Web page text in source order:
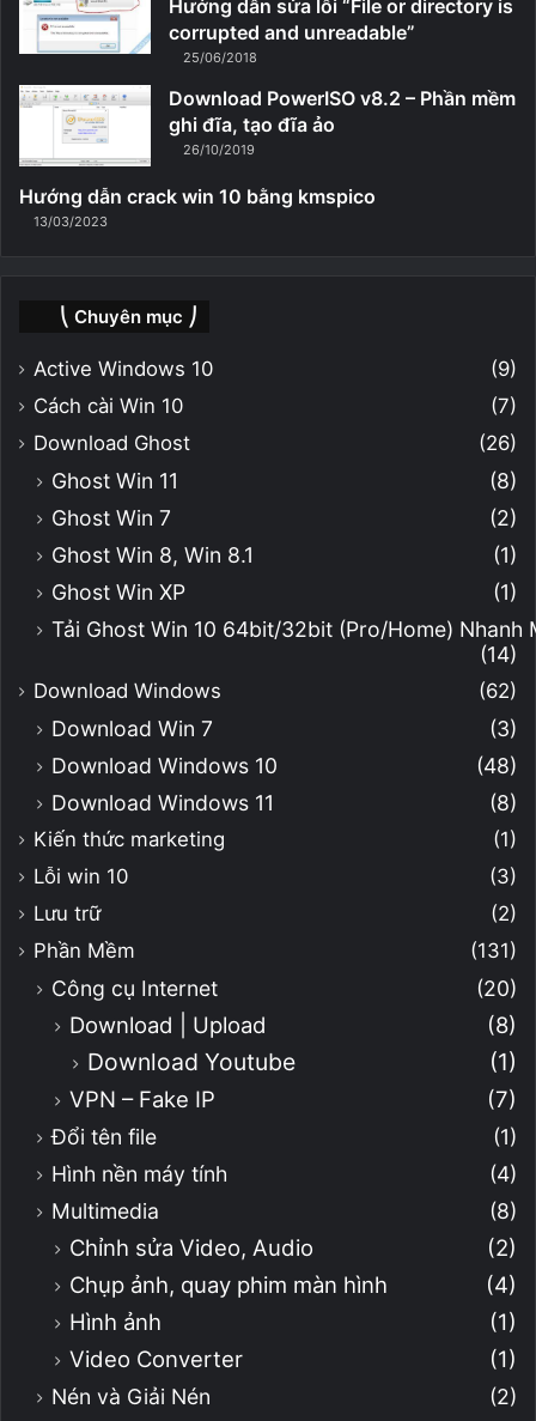
Hướng dẫn sửa lỗi “File or directory is
corrupted and unreadable”
25/06/2018
Download PowerISO v8.2 – Phần mềm
ghi đĩa, tạo đĩa ảo
26/10/2019
Hướng dẫn crack win 10 bằng kmspico
13/03/2023
⎝ Chuyên mục ⎠
Active Windows 10
(9)
Cách cài Win 10
(7)
Download Ghost
(26)
Ghost Win 11
(8)
Ghost Win 7
(2)
Ghost Win 8, Win 8.1
(1)
Ghost Win XP
(1)
Tải Ghost Win 10 64bit/32bit (Pro/Home)
(14)
Download Windows (62)
Download Win 7
(3)
Download Windows 10
(48)
Download Windows 11
(8)
Kiến thức marketing
(1)
Lỗi win 10
(3)
Lưu trữ
(2)
Phần Mềm
(131)
Công cụ Internet (20)
Download | Upload (8)
Download Youtube (1)
VPN – Fake IP (7)
Đổi tên file
(1)
Hình nền máy tính
(4)
Multimedia
(8)
Chỉnh sửa Video, Audio
(2)
Chụp ảnh, quay phim màn hình
(4)
Hình ảnh
(1)
Video Converter
(1)
Nén và Giải Nén
(2)